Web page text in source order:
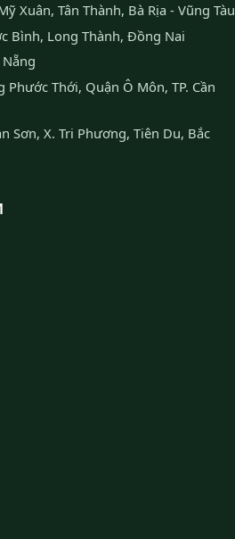
Xuân, Tân Thành, Bà Rịa - Vũng Tàu
Bình, Long Thành, Đồng Nai
Phước Thới, Quận Ô Môn, TP. Cần
Sơn, X. Tri Phương, Tiên Du, Bắc